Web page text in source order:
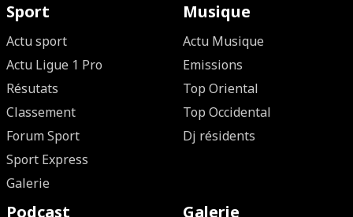
Sport
Actu sport
Actu Ligue 1 Pro
Résutats
Classement
Forum Sport
Sport Express
Galerie
Musique
Actu Musique
Emissions
Top Oriental
Top Occidental
Dj résidents
Podcast Galerie